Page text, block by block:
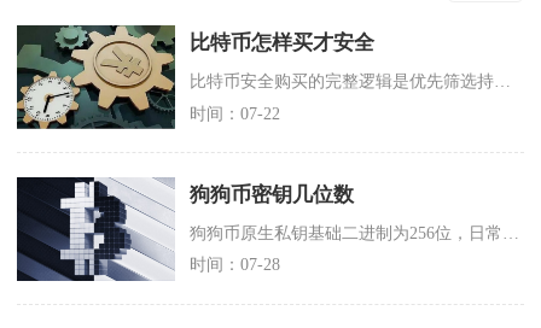
比特币怎样买才安全
比特币安全购买的完整逻辑是优先筛选持合规牌照的头部交易平台完成实名核验、全维度加固账户防护
时间：07-22
狗狗币密钥几位数
时间：07-28